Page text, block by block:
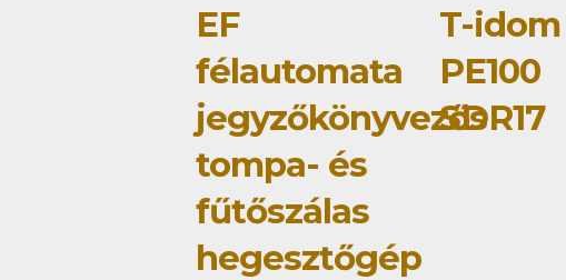
EF
félautomata
jegyzőkönyvezős
tompa- és
fűtőszálas
hegesztőgép
T-idom
PE100
SDR17